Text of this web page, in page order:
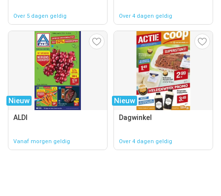
Over 5 dagen geldig Over 4 dagen geldig
Nieuw
ALDI
Vanaf morgen geldig
Nieuw
Dagwinkel
Over 4 dagen geldig